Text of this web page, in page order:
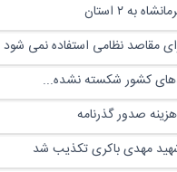
۲ استان
مقاصد نظامی استفاده نمی شود
کشور شکسته نشده...
صدور گذرنامه
مهدی باکری تکذیب شد